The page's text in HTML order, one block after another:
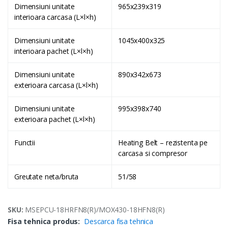
Dimensiuni unitate
interioara carcasa (L×l×h)
965x239x319
Dimensiuni unitate
interioara pachet (L×l×h)
1045x400x325
Dimensiuni unitate
exterioara carcasa (L×l×h)
890x342x673
Dimensiuni unitate
exterioara pachet (L×l×h)
995x398x740
Functii
Heating Belt – rezistenta pe
carcasa si compresor
Greutate neta/bruta 51/58
SKU: MSEPCU-18HRFN8(R)/MOX430-18HFN8(R)
Fisa tehnica produs: Descarca fisa tehnica